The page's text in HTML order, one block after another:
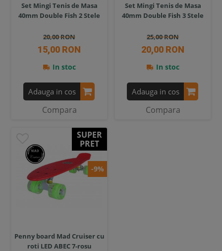
Set Mingi Tenis de Masa
40mm Double Fish 2 Stele
20,00 RON
15,00 RON
In stoc
Adauga in cos
Compara
Set Mingi Tenis de Masa
40mm Double Fish 3 Stele
25,00 RON
20,00 RON
In stoc
Adauga in cos
Compara
SUPER
PRET
-9%
Penny board Mad Cruiser cu
roti LED ABEC 7-rosu